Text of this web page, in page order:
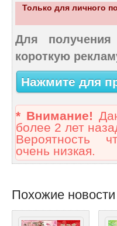
Только для личного
Для получения
короткую
Нажмите для
* Внимание!
более 2 лет
Вероятность
очень низкая.
Похожие новости